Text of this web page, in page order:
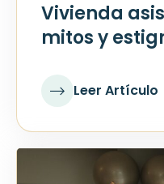
Vivienda
mitos y
Leer Artículo